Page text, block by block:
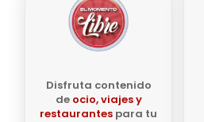
Disfruta contenido
de ocio, viajes y
restaurantes para tu